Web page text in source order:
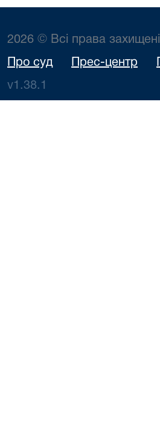
2026 © Всі права захищені
Про суд Прес-центр
v1.38.1